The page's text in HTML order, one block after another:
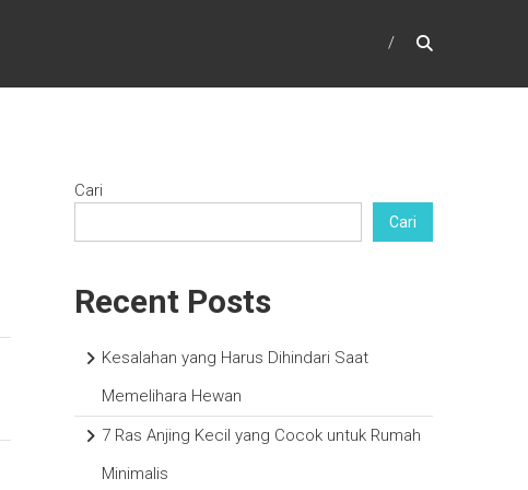
Cari
Cari
Recent Posts
Kesalahan yang Harus Dihindari Saat
Memelihara Hewan
7 Ras Anjing Kecil yang Cocok untuk Rumah
Minimalis